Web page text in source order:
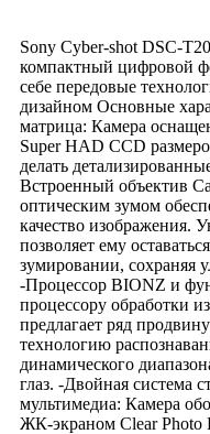
Sony Cyber-shot DSC-
компактный цифровой
себе передовые
дизайном Основные
матрица: Камера
Super HAD CCD
делать
Встроенный объектив
оптическим зумом
качество изображения.
позволяет ему
зумировании, сохраняя
-Процессор BIONZ и
процессору обработки
предлагает ряд
технологию
динамического
глаз. -Двойная система
мультимедиа: Камера
ЖК-экраном Clear Photo